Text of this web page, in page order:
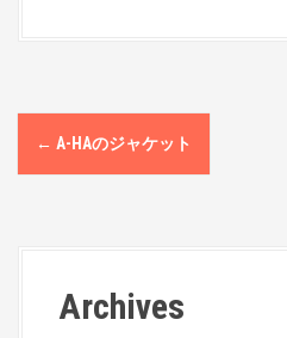
P
o
← A-HAのジャケット
Archives